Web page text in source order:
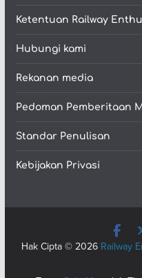
Ketentuan Railway
Hubungi kami
Rekanan media
Pedoman Pemberitaan
Standar Penulisan
Kebijakan Privasi
Hak Cipta © 2026 Railway